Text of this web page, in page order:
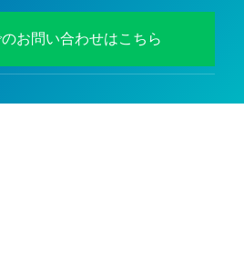
のお問い合わせはこちら